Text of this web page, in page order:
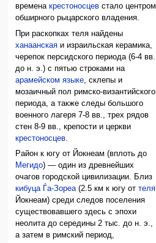
временакрестоносцев стало центром
обширного рыцарского владения.
При раскопках теля найдены
ханаанская и израильская керамика,
черепок персидского периода (6-4 вв.
до н. э.) с пятью строками на
арамейском языке , склепы и
мозаичный пол римско-византийского
периода, а также следы большого
военного лагеря 7-8 вв., трех рядов
стен 8-9 вв., крепости и церкви
крестоносцев
Район к югу от Йокнеам (вплоть до
Мегидо) — один из древнейших
очагов городской цивилизации. Близ
кибуца Ѓа-Зореа(2.5 км к югу оттеля
Йокнеам) среди следов поселения
существовавшего здесь с эпохи
неолита до середины 2 тыс. до н. э.,
а затем в римский период,